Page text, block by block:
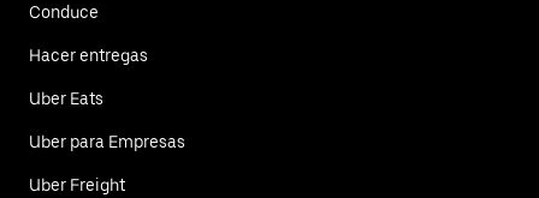
Conduce
Hacer entregas
Uber Eats
Uber para Empresas
Uber Freight